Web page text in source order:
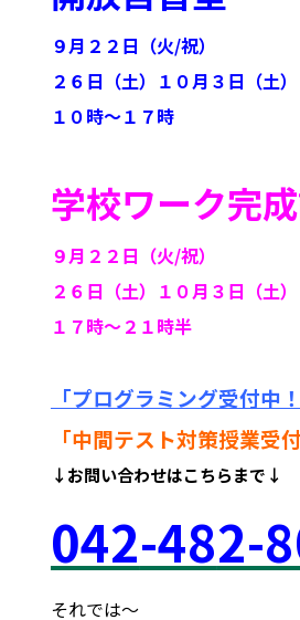
９月 ２２日（火/祝）
２６日（土） １０月３日（土）
１０時～１７時
学校ワーク完
９月 ２２日（火/祝）
２６日（土） １０月３日（土）
１７時～２１時半
「プログラミング受付中！
「中間テスト対策授業受
↓お問い合わせはこちらまで↓
042-482-
それでは～